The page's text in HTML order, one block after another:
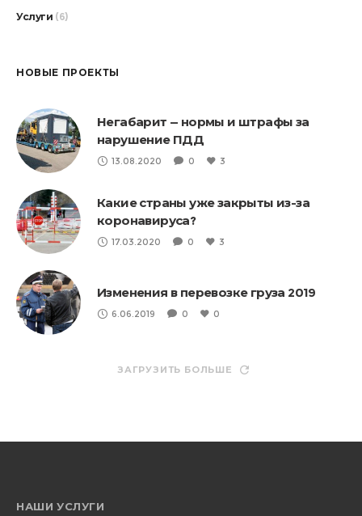
Услуги (6)
НОВЫЕ ПРОЕКТЫ
Негабарит — нормы и штрафы за
нарушение ПДД
13.08.2020 0 3
Какие страны уже закрыты из-за
коронавируса?
17.03.2020 0 3
Изменения в перевозке груза 2019
6.06.2019 0 0
ЗАГРУЗИТЬ БОЛЬШЕ
НАШИ УСЛУГИ